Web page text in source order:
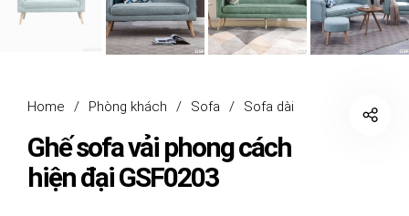
Home / Phòng khách / Sofa / Sofa dài
Ghế sofa vải phong cách
hiện đại GSF0203